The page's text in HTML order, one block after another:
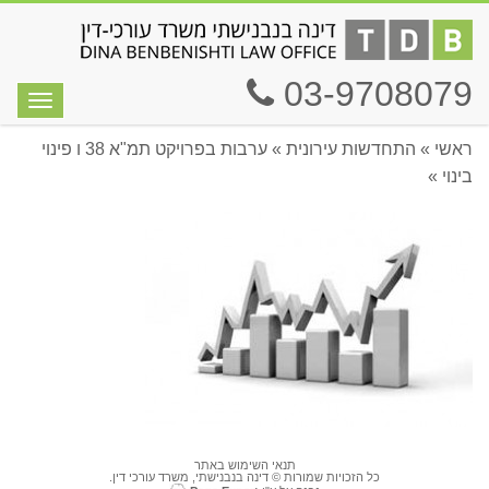
03-9708079
ראשי » התחדשות עירונית »
ערבות בפרויקט תמ"א 38 ו פינוי
בינוי »
תנאי השימוש באתר
כל הזכויות שמורות © דינה בנבנישתי, משרד עורכי דין.